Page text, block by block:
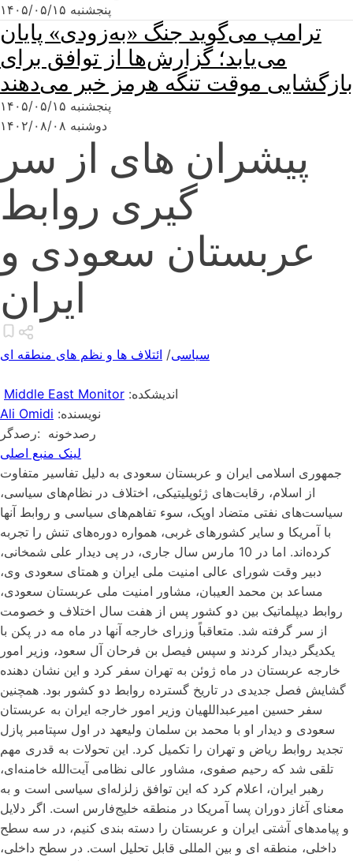
پنجشنبه ۱۴۰۵/۰۵/۱۵
ترامپ می‌گوید جنگ «به‌زودی» پایان
می‌یابد؛ گزارش‌ها از توافق برای
بازگشایی موقت تنگه هرمز خبر می‌دهند
پنجشنبه ۱۴۰۵/۰۵/۱۵
دوشنبه ۱۴۰۲/۰۸/۰۸
پیشران های از سر
گیری روابط
عربستان سعودی و
ایران
سیاسی/ ائتلاف ها و نظم های منطقه ای
Middle East Monitor :اندیشکده
Ali Omidi :نویسنده
رصدخونه :رصدگر
لینک منبع اصلی
جمهوری اسلامی ایران و عربستان سعودی به دلیل تفاسیر متفاوت
از اسلام، رقابت‌های ژئوپلیتیکی، اختلاف در نظام‌های سیاسی،
سیاست‌های نفتی متضاد اوپک، سوء تفاهم‌های سیاسی و روابط آنها
با آمریکا و سایر کشورهای غربی، همواره دوره‌های تنش را تجربه
کرده‌اند. اما در 10 مارس سال جاری، در پی دیدار علی شمخانی،
دبیر وقت شورای عالی امنیت ملی ایران و همتای سعودی وی،
مساعد بن محمد العیبان، مشاور امنیت ملی عربستان سعودی،
روابط دیپلماتیک بین دو کشور پس از هفت سال اختلاف و خصومت
از سر گرفته شد. متعاقباً وزرای خارجه آنها در ماه مه در پکن با
یکدیگر دیدار کردند و سپس فیصل بن فرحان آل سعود، وزیر امور
خارجه عربستان در ماه ژوئن به تهران سفر کرد و این نشان دهنده
گشایش فصل جدیدی در تاریخ گسترده روابط دو کشور بود. همچنین
سفر حسین امیرعبداللهیان وزیر امور خارجه ایران به عربستان
سعودی و دیدار او با محمد بن سلمان ولیعهد در اول سپتامبر پازل
تجدید روابط ریاض و تهران را تکمیل کرد. این تحولات به قدری مهم
تلقی شد که رحیم صفوی، مشاور عالی نظامی آیت‌الله خامنه‌ای،
رهبر ایران، اعلام کرد که این توافق زلزله‌ای سیاسی است و به
معنای آغاز دوران پسا آمریکا در منطقه خلیج‌فارس است. اگر دلایل
و پیامدهای آشتی ایران و عربستان را دسته بندی کنیم، در سه سطح
داخلی، منطقه ای و بین المللی قابل تحلیل است. در سطح داخلی،